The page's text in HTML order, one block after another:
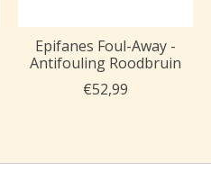
Epifanes Foul-Away -
Antifouling Roodbruin
€52,99